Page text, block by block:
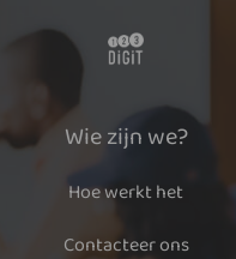
Wie zijn we?
Hoe werkt het
Contacteer ons